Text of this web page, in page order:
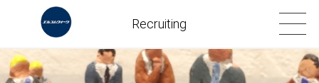
Recruiting